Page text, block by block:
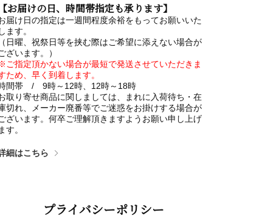
【お届けの日、時間帯指定も承ります】
届け日の指定は一週間程度余裕をもってお願いいた
します。
（日曜、祝祭日等を挟む際はご希望に添えない場合が
ざいます。）
ご指定頂かない場合が最短で発送させていただきま
ため、早く到着します。
間帯 / 9時～12時、12時～18時
取り寄せ商品に関しましては、まれに入荷待ち・在
切れ、メーカー廃番等でご迷惑をお掛けする場合が
ざいます。何卒ご理解頂きますようお願い申し上げ
ます。
細はこちら
プライバシーポリシー